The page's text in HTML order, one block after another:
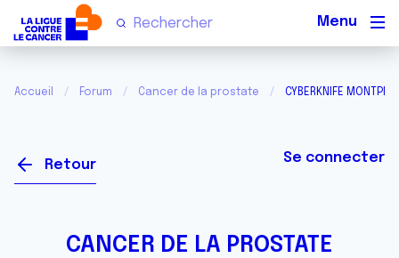
Accueil Forum Cancer de la prostate CYBERKNIFE
Retour Se connecter
CANCER DE LA PROSTATE